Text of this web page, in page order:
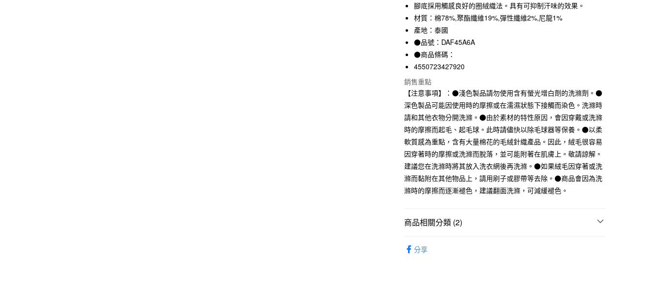
信用卡分期付款
3 期 0 利率 每期
合作金庫商業銀行
華南商業銀行
上海商業儲蓄銀行
臺灣中小企業銀行
匯豐（台灣）商業銀行
華泰商業銀行
聯邦商業銀行
遠東國際商業銀行
元大商業銀行
永豐商業銀行
台新國際商業銀行
中國信託商業銀行
台灣樂天信用卡公司
超商取貨付款
LINE Pay
Apple Pay
街口支付
悠遊付
運送方式
全家取貨付款
每筆NT$65，滿NT$1,000(含以上)免運費
7-11取貨付款
腳底採用觸感良好的圈絨織法。具有可抑制汗味的效果。
材質：棉78%,聚酯纖維19%,彈性纖維2%,尼龍1%
產地：泰國
●品號：DAF45A6A
●商品條碼：
4550723427920
銷售重點
【注意事項】：●淺色製品請勿使用含有螢光增白劑的洗滌劑。●
深色製品可能因使用時的摩擦或在濡濕狀態下接觸而染色。洗滌時
請和其他衣物分開洗滌。●由於素材的特性原因，會因穿戴或洗滌
時的摩擦而起毛、起毛球。此時請儘快以除毛球器等保養。●以柔
軟質感為重點，含有大量棉花的毛絨針織產品。因此，絨毛很容易
因穿著時的摩擦或洗滌而脫落，並可能附著在肌膚上。敬請諒解。
建議您在洗滌時將其放入洗衣網後再洗滌。●如果絨毛因穿著或洗
滌而黏附在其他物品上，請用刷子或膠帶等去除。●商品會因為洗
滌時的摩擦而逐漸褪色，建議翻面洗滌，可減緩褪色。
商品相關分類 (2)
分享